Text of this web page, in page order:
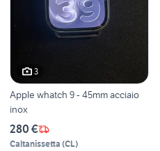
3
Apple whatch 9 - 45mm acciaio
inox
280 €
Caltanissetta (CL)